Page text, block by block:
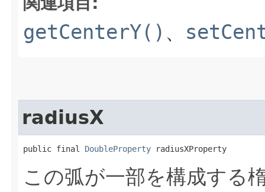
getCenterY() 、
radiusX
public final DoubleProperty radiusXProperty
この弧が一部を構成する